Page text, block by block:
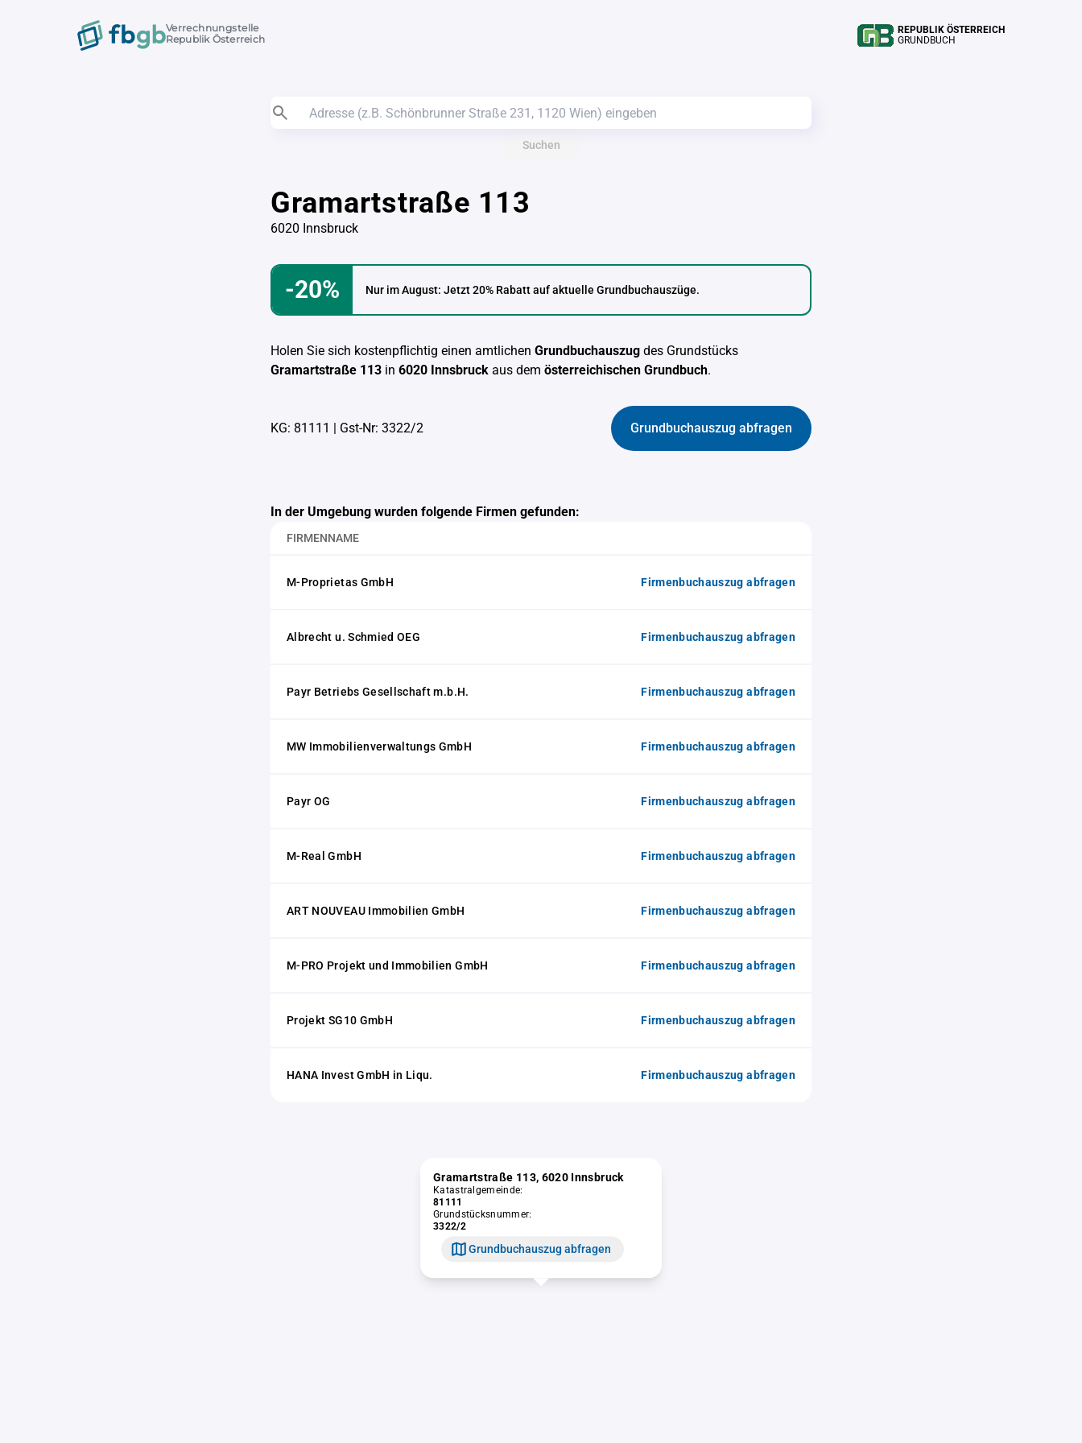
Verrechnungstelle
Republik Österreich
REPUBLIK ÖSTERREICH
GRUNDBUCH
Suchen
Gramartstraße 113
6020 Innsbruck
-20% Nur im August: Jetzt 20% Rabatt auf aktuelle Grundbuchauszüge.
Holen Sie sich kostenpflichtig einen amtlichen Grundbuchauszug des Grundstücks
Gramartstraße 113 in 6020 Innsbruck aus dem österreichischen Grundbuch.
KG: 81111 | Gst-Nr: 3322/2 Grundbuchauszug abfragen
In der Umgebung wurden folgende Firmen gefunden:
FIRMENNAME
M-Proprietas GmbH Firmenbuchauszug abfragen
Albrecht u. Schmied OEG Firmenbuchauszug abfragen
Payr Betriebs Gesellschaft m.b.H. Firmenbuchauszug abfragen
MW Immobilienverwaltungs GmbH Firmenbuchauszug abfragen
Payr OG Firmenbuchauszug abfragen
M-Real GmbH Firmenbuchauszug abfragen
ART NOUVEAU Immobilien GmbH Firmenbuchauszug abfragen
M-PRO Projekt und Immobilien GmbH Firmenbuchauszug abfragen
Projekt SG10 GmbH Firmenbuchauszug abfragen
HANA Invest GmbH in Liqu. Firmenbuchauszug abfragen
Gramartstraße 113, 6020 Innsbruck
Katastralgemeinde:
81111
Grundstücksnummer:
3322/2
Grundbuchauszug abfragen